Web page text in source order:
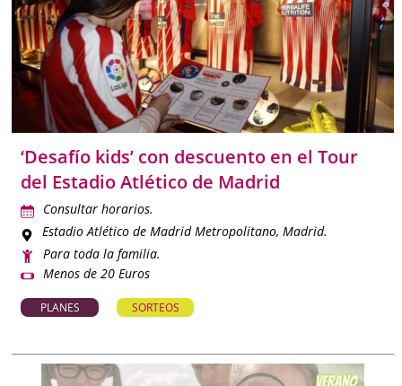
‘Desafío kids’ con descuento en el Tour
del Estadio Atlético de Madrid
Consultar horarios.
Estadio Atlético de Madrid Metropolitano, Madrid.
Para toda la familia.
Menos de 20 Euros
PLANES SORTEOS